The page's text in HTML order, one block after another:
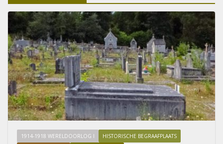
1914-1918 WERELDOORLOG I
HISTORISCHE BEGRAAFPLAATS